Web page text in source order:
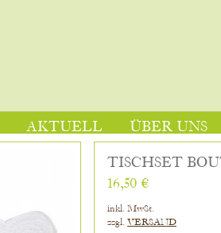
AKTUELL ÜBER UNS
TISCHSET
16,50 €
inkl. MwSt.
zzgl. VERSAND